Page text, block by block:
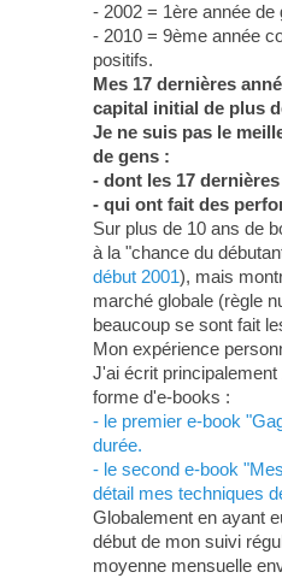
- 2002 = 1ère année de
- 2010 = 9ème année
positifs.
Mes 17 dernières
capital initial de plus
Je ne suis pas le
de gens :
- dont les 17
- qui ont fait des
Sur plus de 10 ans de
à la "chance du
début 2001), mais
marché globale (règle
beaucoup se sont fait
Mon expérience
J'ai écrit
forme d'e-books :
- le premier e-book
durée.
- le second e-book
détail mes techniques
Globalement en ayant
début de mon suivi
moyenne mensuelle